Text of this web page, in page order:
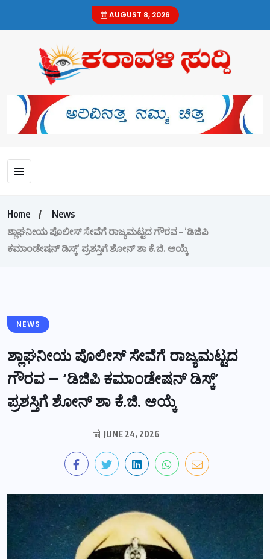
AUGUST 8, 2026
Home
News
ಶ್ಲಾಘನೀಯ ಪೊಲೀಸ್ ಸೇವೆಗೆ ರಾಜ್ಯಮಟ್ಟದ ಗೌರವ – ‘ಡಿಜಿಪಿ
ಕಮಾಂಡೇಷನ್ ಡಿಸ್ಕ್’ ಪ್ರಶಸ್ತಿಗೆ ಶೋನ್ ಶಾ ಕೆ.ಜಿ. ಆಯ್ಕೆ
NEWS
ಶ್ಲಾಘನೀಯ ಪೊಲೀಸ್ ಸೇವೆಗೆ ರಾಜ್ಯಮಟ್ಟದ
ಗೌರವ – ‘ಡಿಜಿಪಿ ಕಮಾಂಡೇಷನ್ ಡಿಸ್ಕ್’
ಪ್ರಶಸ್ತಿಗೆ ಶೋನ್ ಶಾ ಕೆ.ಜಿ. ಆಯ್ಕೆ
JUNE 24, 2026